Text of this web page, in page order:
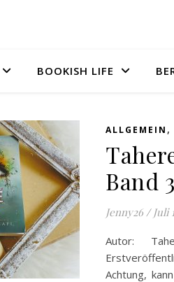
BOOKISH LIFE
ALLGEMEIN ,
Band
Jenny26 / Juli
Autor:
Achtung,